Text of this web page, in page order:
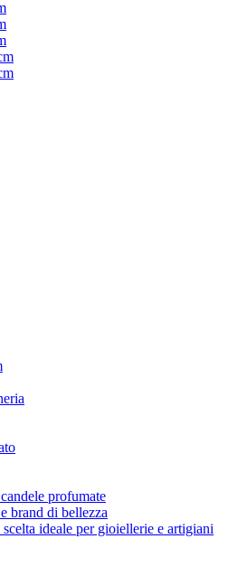
profumate
brand di bellezza
ideale per gioiellerie e artigiani